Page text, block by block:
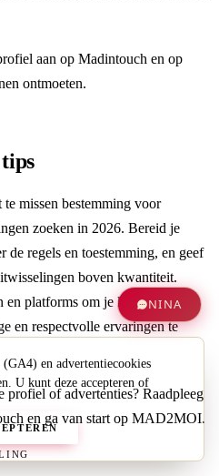
aan op Madintouch en op
ontmoeten.
missen bestemming voor
zoeken in 2026. Bereid je
de regels en toestemming, en geef
boven kwantiteit.
platforms om je kansen te
en respectvolle ervaringen te
of advertenties? Raadpleeg
en ga van start op MAD2MOI.
NINA
en advertentiecookies
U kunt deze accepteren of